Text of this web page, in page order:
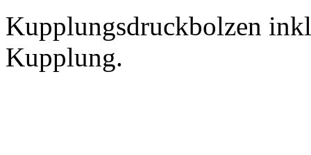
Kupplungsdruckbolzen
Kupplung.